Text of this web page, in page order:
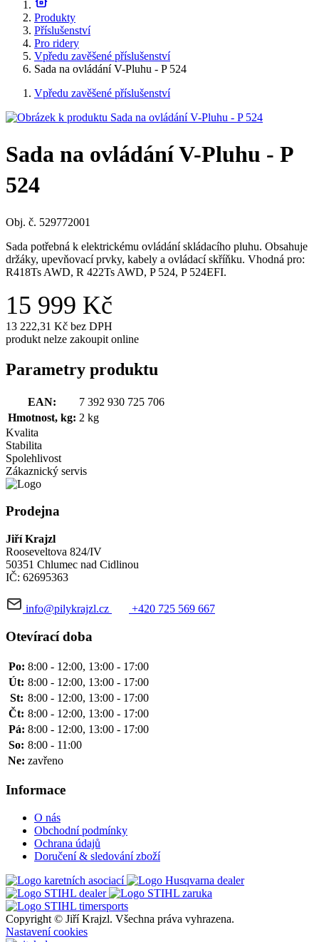
Produkty
Příslušenství
Pro ridery
Vpředu zavěšené příslušenství
Sada na ovládání V-Pluhu - P 524
Vpředu zavěšené příslušenství
Sada na ovládání V-Pluhu - P
524
Obj. č. 529772001
Sada potřebná k elektrickému ovládání skládacího pluhu. Obsahuje
držáky, upevňovací prvky, kabely a ovládací skříňku. Vhodná pro:
R418Ts AWD, R 422Ts AWD, P 524, P 524EFI.
15 999 Kč
13 222,31 Kč bez DPH
produkt nelze zakoupit online
Parametry produktu
EAN:
7 392 930 725 706
Hmotnost, kg: 2 kg
Kvalita
Stabilita
Spolehlivost
Zákaznický servis
Prodejna
Jiří Krajzl
Rooseveltova 824/IV
50351 Chlumec nad Cidlinou
IČ: 62695363
info@pilykrajzl.cz +420 725 569 667
Otevírací doba
Po: 8:00 - 12:00, 13:00 - 17:00
Út: 8:00 - 12:00, 13:00 - 17:00
St: 8:00 - 12:00, 13:00 - 17:00
Čt: 8:00 - 12:00, 13:00 - 17:00
Pá: 8:00 - 12:00, 13:00 - 17:00
So: 8:00 - 11:00
Ne: zavřeno
Informace
O nás
Obchodní podmínky
Ochrana údajů
Doručení & sledování zboží
Copyright © Jiří Krajzl. Všechna práva vyhrazena.
Nastavení cookies